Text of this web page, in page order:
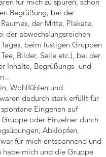
Begrüßung, bei der
der Mitte, Plakate,
der abwechslungsreichen
beim lustigen Gruppen
Bilder, Seile etc.), bei der
Inhalte, Begrüßungs- und
Wohlfühlen und
dadurch stark erfüllt für
Eingehen auf
Gruppe oder Einzelner durch
Abklopfen,
für mich entspannend und
habe mich und die Gruppe